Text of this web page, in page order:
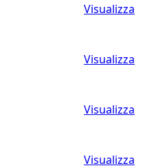
Visualizza
Visualizza
Visualizza
Visualizza